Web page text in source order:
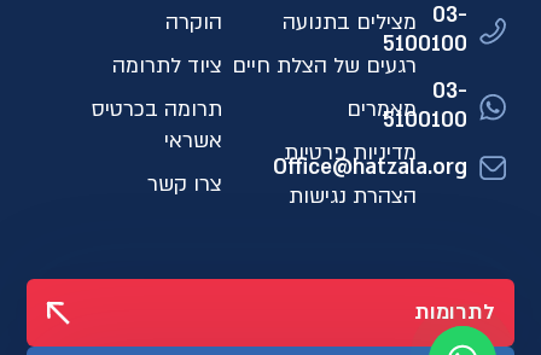
03-
5100100
03-
5100100
Office@hatzala.org
מצילים בתנועה
רגעים של הצלת חיים
מאמרים
מדיניות פרטיות
הצהרת נגישות
הוקרה
ציוד לתרומה
תרומה בכרטיס
אשראי
צרו קשר
לתרומות